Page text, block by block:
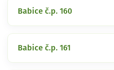
Babice č.p. 160
Babice č.p. 161